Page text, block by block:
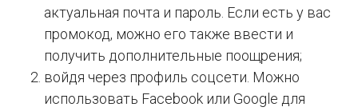
актуальная почта и пароль. Если есть у вас
промокод, можно его также ввести и
получить дополнительные поощрения;
войдя через профиль соцсети. Можно
использовать Facebook или Google для